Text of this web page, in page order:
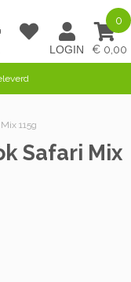
0,00
0
115g
Safari Mix